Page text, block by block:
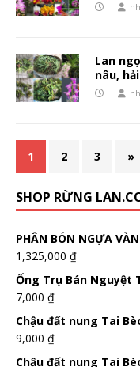
Lan
nâu,
1 2 3 »
SHOP RỪNG
PHÂN BÓN NGỰA
1,325,000 ₫
Ống Trụ Bán Nguyệt
7,000 ₫
Chậu đất nung Tai
9,000 ₫
Chậu đất nung Tai